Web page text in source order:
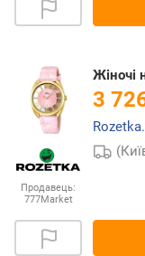
Продавець:
777Market
Жіночі
3